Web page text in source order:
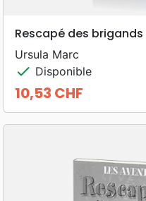
Rescapé des brigands
Ursula Marc
check Disponible
Prix
10,53 CHF